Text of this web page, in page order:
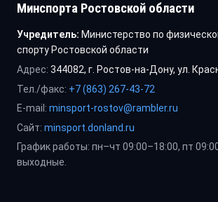
Минспорта Ростовской области
Учредитель: Министерство по
спорту Ростовской области
Адрес: 344082, г. Ростов-на-Дону, ул.
Тел./факс: +7 (863) 267-43-72
E-mail: minsport-rostov@rambler.ru
Сайт: minsport.donland.ru
График работы: пн–чт 09:00–18:00, пт
выходные.